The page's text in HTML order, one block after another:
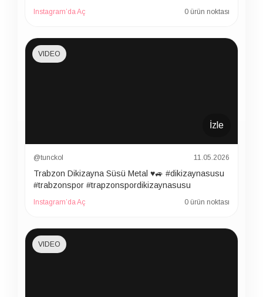
Instagram’da Aç 0 ürün noktası
İzle
VIDEO
@tunckol 11.05.2026
Trabzon Dikizayna Süsü Metal ♥️🚙 #dikizaynasusu
#trabzonspor #trapzonspordikizaynasusu
Instagram’da Aç 0 ürün noktası
VIDEO